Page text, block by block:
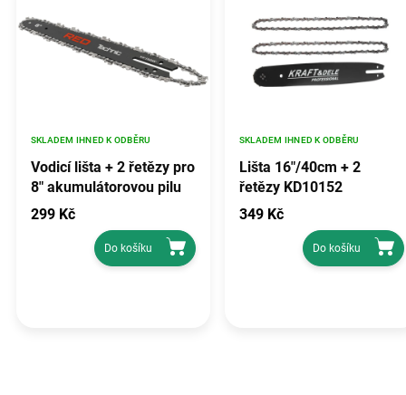
Vodicí lišta + 2 řetězy pro
8" akumulátorovou pilu
RTPR0163
SKLADEM IHNED K ODBĚRU
299 Kč
Do košíku
Lišta 16"/40cm + 2
řetězy KD10152
SKLADEM IHNED K ODBĚRU
349 Kč
Do košíku